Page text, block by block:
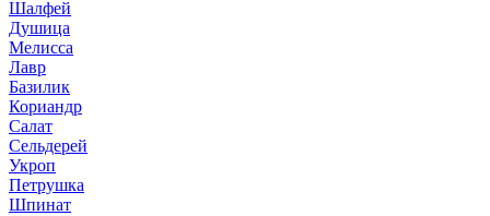
Шалфей
Душица
Мелисса
Лавр
Базилик
Кориандр
Салат
Сельдерей
Укроп
Петрушка
Шпинат